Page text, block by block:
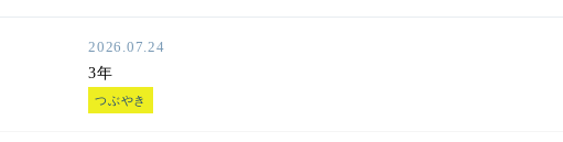
2026.07.24
3年
つぶやき